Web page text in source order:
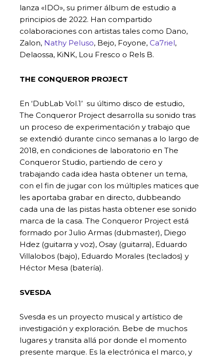
lanza «IDO», su primer álbum de estudio a
principios de 2022. Han compartido
colaboraciones con artistas tales como Dano,
Zalon, Nathy Peluso, Bejo, Foyone, Ca7riel,
Delaossa, KiNK, Lou Fresco o Rels B.
THE CONQUEROR PROJECT
En ‘DubLab Vol.1’ su último disco de estudio,
The Conqueror Project desarrolla su sonido tras
un proceso de experimentación y trabajo que
se extendió durante cinco semanas a lo largo de
2018, en condiciones de laboratorio en The
Conqueror Studio, partiendo de cero y
trabajando cada idea hasta obtener un tema,
con el fin de jugar con los múltiples matices que
les aportaba grabar en directo, dubbeando
cada una de las pistas hasta obtener ese sonido
marca de la casa. The Conqueror Project está
formado por Julio Armas (dubmaster), Diego
Hdez (guitarra y voz), Osay (guitarra), Eduardo
Villalobos (bajo), Eduardo Morales (teclados) y
Héctor Mesa (batería).
SVESDA
Svesda es un proyecto musical y artístico de
investigación y exploración. Bebe de muchos
lugares y transita allá por donde el momento
presente marque. Es la electrónica el marco, y